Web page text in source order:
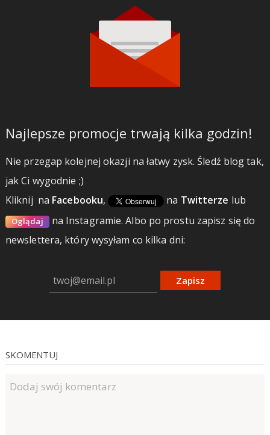
Najlepsze promocje trwają kilka godzin!
Nie przegap kolejnej okazji na łatwy zysk. Śledź blog tak,
jak Ci wygodnie ;)
Kliknij na Facebooku, na Twitterze lub
Oglądaj na Instagramie.Albo po prostu zapisz się do
newslettera, który wysyłam co kilka dni:
Zapisz
SKOMENTUJ